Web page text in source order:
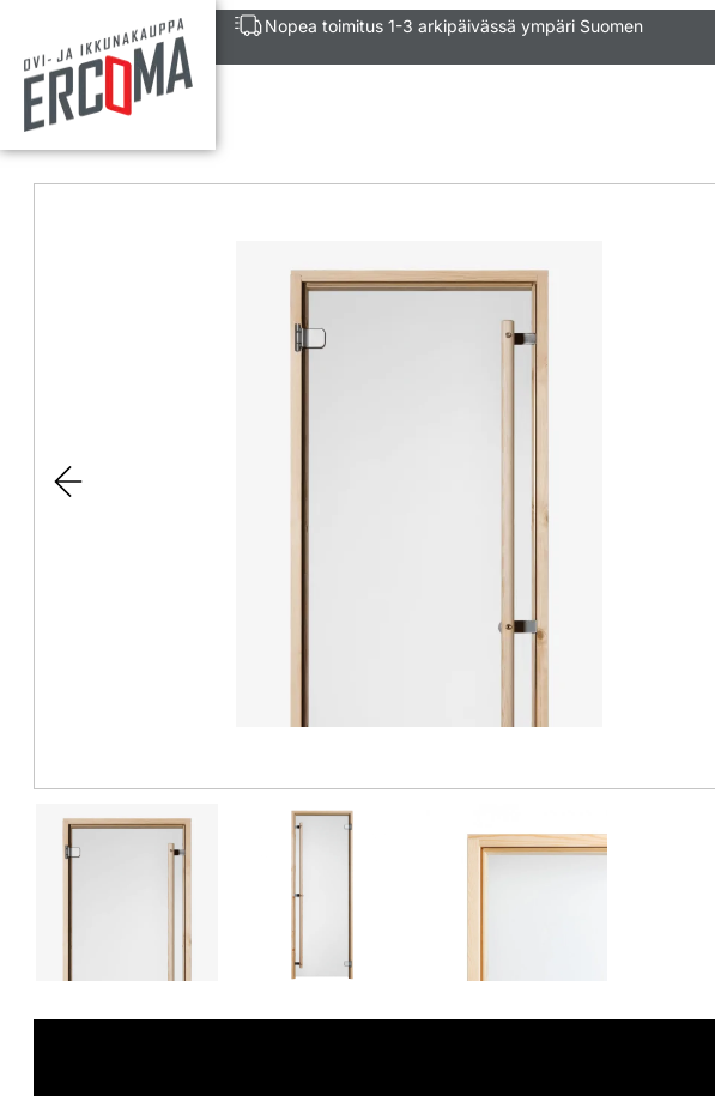
Nopea toimitus 1-3 arkipäivässä ympäri Suomen